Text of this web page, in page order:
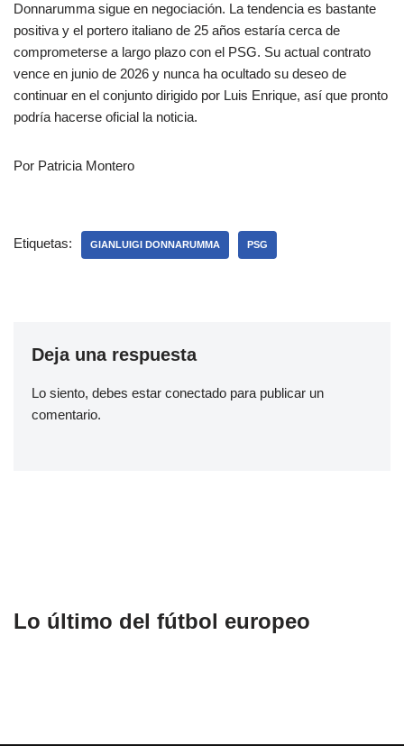
Donnarumma sigue en negociación. La tendencia es bastante
positiva y el portero italiano de 25 años estaría cerca de
comprometerse a largo plazo con el PSG. Su actual contrato
vence en junio de 2026 y nunca ha ocultado su deseo de
continuar en el conjunto dirigido por Luis Enrique, así que pronto
podría hacerse oficial la noticia.
Por Patricia Montero
Etiquetas: GIANLUIGI DONNARUMMA PSG
Deja una respuesta
Lo siento, debes estar conectado para publicar un
comentario.
Lo último del fútbol europeo